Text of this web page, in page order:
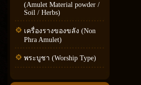
(Amulet Material powder /
Soil / Herbs)
เครื่องรางของขลัง (Non
Phra Amulet)
พระบูชา (Worship Type)